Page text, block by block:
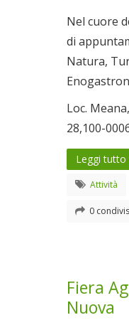
Nel cuore
di
Natura,
Loc.
28,100-
Leggi tutto
Attività
0
Fiera
Nuova